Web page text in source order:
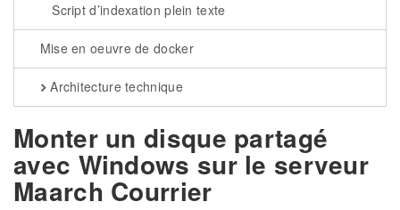
Script d’indexation plein texte
Mise en oeuvre de docker
Architecture technique
Monter un disque partagé
avec Windows sur le serveur
Maarch Courrier